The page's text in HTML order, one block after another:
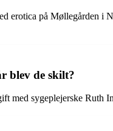
erotica på Møllegården
blev de skilt?
med sygeplejerske Ruth